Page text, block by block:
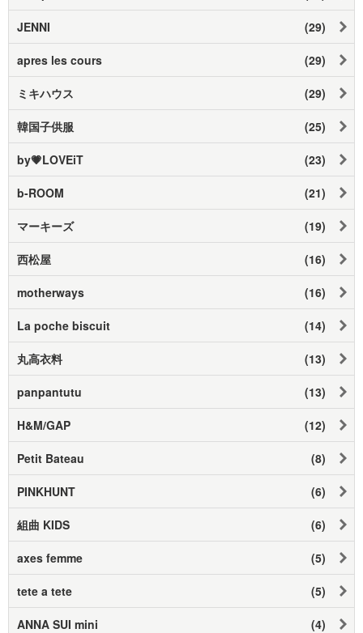
JENNI (29)
apres les cours (29)
ミキハウス (29)
韓国子供服 (25)
by💗LOVEiT (23)
b-ROOM (21)
マーキーズ (19)
西松屋 (16)
motherways (16)
La poche biscuit (14)
丸高衣料 (13)
panpantutu (13)
H&M/GAP (12)
Petit Bateau (8)
PINKHUNT (6)
組曲 KIDS (6)
axes femme (5)
tete a tete (5)
ANNA SUI mini (4)